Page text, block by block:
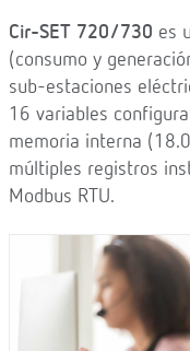
Cir-SET 720/730 es
(consumo y
sub-estaciones
16 variables
memoria interna
múltiples registros
Modbus RTU.